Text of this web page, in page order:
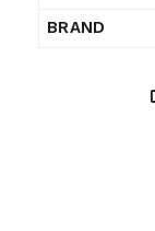
BRAND